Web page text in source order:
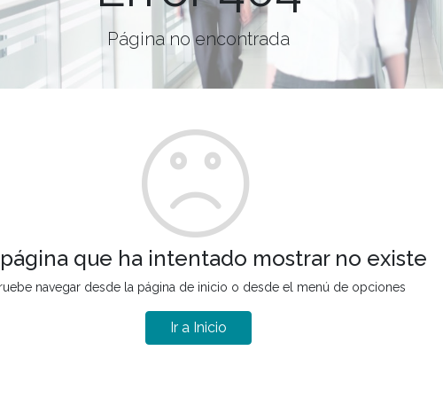
Página no encontrada
que ha intentado mostrar no existe
navegar desde la página de inicio o desde el menú de opciones
Ir a Inicio